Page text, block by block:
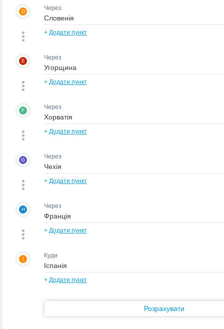
D Через
+ Додати пункт
E Через
+ Додати пункт
F Через
+ Додати пункт
G Через
+ Додати пункт
H Через
+ Додати пункт
I Куди
+ Додати пункт
Розрахувати